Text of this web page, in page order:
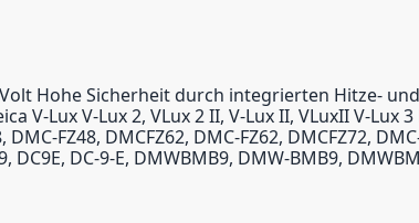
Volt Hohe Sicherheit durch integrierten Hitze-
Lux V-Lux 2, VLux 2 II, V-Lux II, VLuxII V-Lux
FZ48, DMCFZ62, DMC-FZ62, DMCFZ72,
DC-9-E, DMWBMB9, DMW-BMB9,